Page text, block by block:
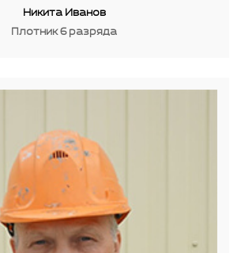
Никита Иванов
Плотник 6 разряда